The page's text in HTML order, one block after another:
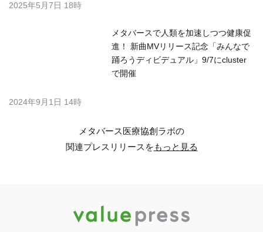
2025年5月7日 18時
メタバースで人類を加速しつつ健康促
進！ 新曲MVリリース記念「みんなで
踊ろうディビデュアル」9/7にcluster
で開催
2024年9月1日 14時
メタバース医療協創ラボの
関連プレスリリースをもっと見る